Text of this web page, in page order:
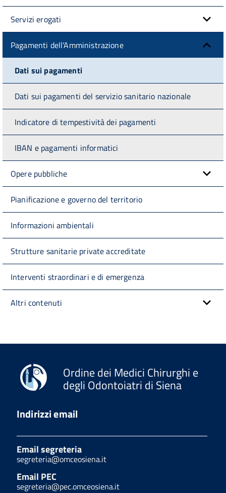
Servizi erogati
Pagamenti dell'Amministrazione
Dati sui pagamenti
Dati sui pagamenti del servizio sanitario nazionale
Indicatore di tempestività dei pagamenti
IBAN e pagamenti informatici
Opere pubbliche
Pianificazione e governo del territorio
Informazioni ambientali
Strutture sanitarie private accreditate
Interventi straordinari e di emergenza
Altri contenuti
Ordine dei Medici Chirurghi e
degli Odontoiatri di Siena
Indirizzi email
Email segreteria
segreteria@omceosiena.it
Email PEC
segreteria@pec.omceosiena.it